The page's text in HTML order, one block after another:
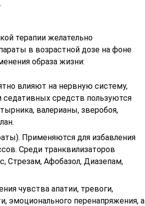
терапии желательно
в возрастной дозе на фоне
образа жизни:
влияют на нервную систему,
средств пользуются
валерианы, зверобоя,
Применяются для избавления
Среди транквилизаторов
Стрезам, Афобазол, Диазепам,
чувства апатии, тревоги,
эмоционального перенапряжения, а